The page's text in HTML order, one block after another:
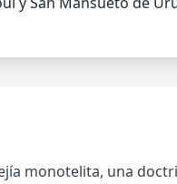
monotelita, una